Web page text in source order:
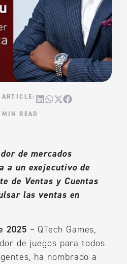
READ
de mercados
a un exejecutivo de
de Ventas y Cuentas
las ventas en
2025 – QTech Games,
de juegos para todos
ha nombrado a